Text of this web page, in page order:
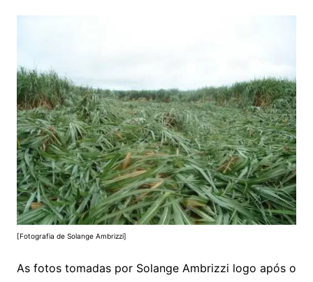
[Fotografia de Solange Ambrizzi]
As fotos tomadas por Solange Ambrizzi logo após o